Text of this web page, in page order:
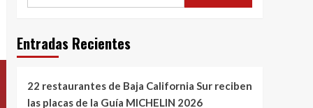
Entradas Recientes
22 restaurantes de Baja California Sur reciben
las placas de la Guía MICHELIN 2026